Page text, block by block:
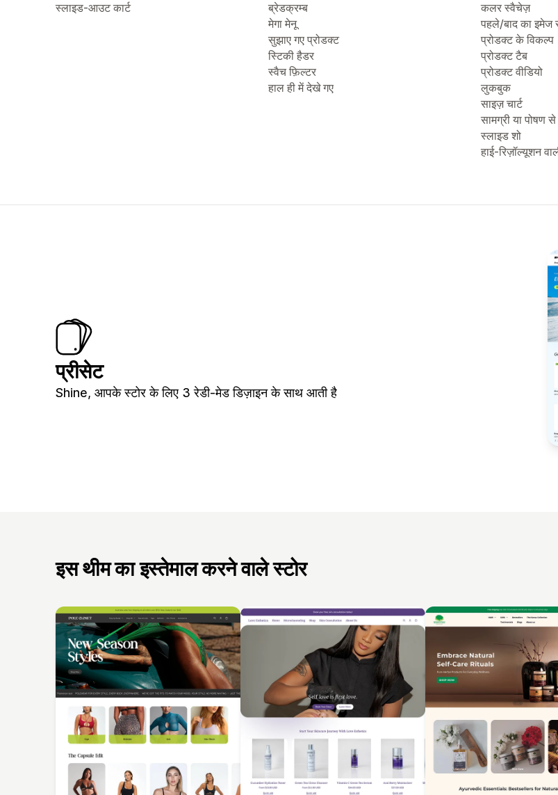
स्लाइड-आउट कार्ट
ब्रेडक्रम्ब
मेगा मेनू
सुझाए गए प्रोडक्ट
स्टिकी हैडर
स्वैच फ़िल्टर
हाल ही में देखे गए
कलर स्वैचेज़
पहले/बाद का इमेज
प्रोडक्ट के विकल्प
प्रोडक्ट टैब
प्रोडक्ट वीडियो
लुकबुक
साइज़ चार्ट
सामग्री या पोषण
स्लाइड शो
हाई-रिज़ॉल्यूशन
प्रीसेट
Shine, आपके स्टोर के लिए 3 रेडी-मेड डिज़ाइन के साथ आती है
इस थीम का इस्तेमाल करने वाले स्टोर